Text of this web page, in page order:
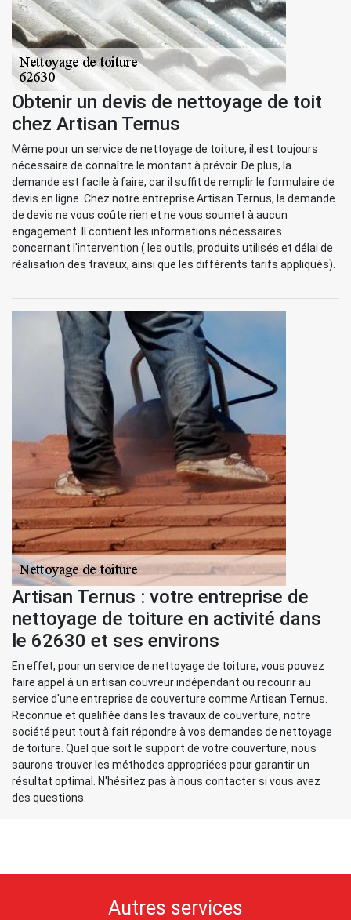
Obtenir un devis de nettoyage de toit
chez Artisan Ternus
Même pour un service de nettoyage de toiture, il est toujours
nécessaire de connaître le montant à prévoir. De plus, la
demande est facile à faire, car il suffit de remplir le formulaire de
devis en ligne. Chez notre entreprise Artisan Ternus, la demande
de devis ne vous coûte rien et ne vous soumet à aucun
engagement. Il contient les informations nécessaires
concernant l'intervention ( les outils, produits utilisés et délai de
réalisation des travaux, ainsi que les différents tarifs appliqués).
Artisan Ternus : votre entreprise de
nettoyage de toiture en activité dans
le 62630 et ses environs
En effet, pour un service de nettoyage de toiture, vous pouvez
faire appel à un artisan couvreur indépendant ou recourir au
service d'une entreprise de couverture comme Artisan Ternus.
Reconnue et qualifiée dans les travaux de couverture, notre
société peut tout à fait répondre à vos demandes de nettoyage
de toiture. Quel que soit le support de votre couverture, nous
saurons trouver les méthodes appropriées pour garantir un
résultat optimal. N'hésitez pas à nous contacter si vous avez
des questions.
Autres services